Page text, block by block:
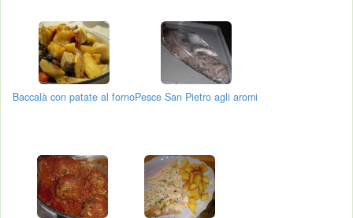
Baccalà con patate al fornoPesce San Pietro agli aromi